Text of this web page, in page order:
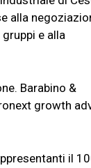
alla
e alla
Barabino &
growth
il